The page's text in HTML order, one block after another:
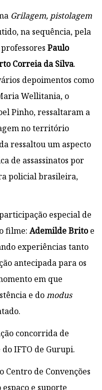
Grilagem, pistolagem
na sequência, pela
Paulo
Correia da Silva.
depoimentos como
Wellitania, o
Pinho, ressaltaram a
no território
ressaltou um aspecto
de assassinatos por
policial brasileira,
especial de
filme: Ademilde Britoe
experiências tanto
antecipada para os
em que
e domodus
concorrida de
IFTO de Gurupi.
Centro de Convenções
e suporte